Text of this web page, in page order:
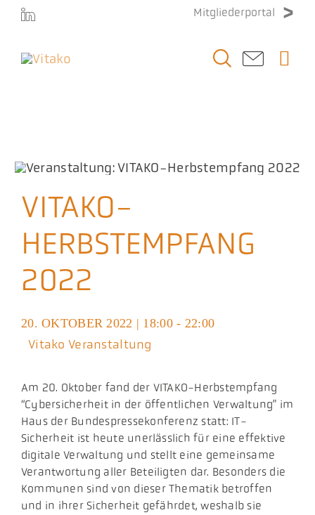
Zum
springen
Mitgliederportal
Stellenmarkt
Veranstaltungen
Presse
Aktuelles
VITAKO-
HERBSTEMPFANG
2022
20. OKTOBER 2022 | 18:00 - 22:00
Vitako Veranstaltung
Am 20. Oktober fand der VITAKO-Herbstempfang
“Cybersicherheit in der öffentlichen Verwaltung” im
Haus der Bundespressekonferenz statt: IT-
Sicherheit ist heute unerlässlich für eine effektive
digitale Verwaltung und stellt eine gemeinsame
Verantwortung aller Beteiligten dar. Besonders die
Kommunen sind von dieser Thematik betroffen
und in ihrer Sicherheit gefährdet, weshalb sie